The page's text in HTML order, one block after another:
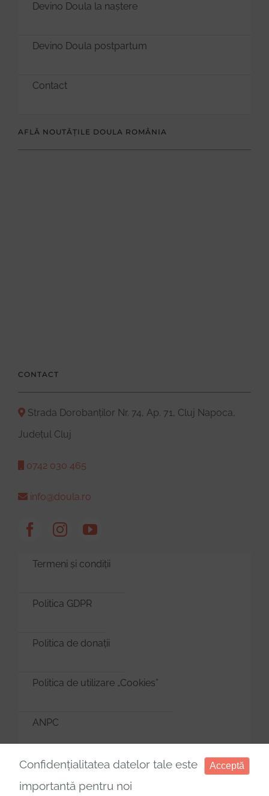
Devino Doula la naștere
Devino Doula postpartum
Contact
AFLĂ NOUTĂȚILE DOULA ROMÂNIA
CONTACT
Strada Dorobanților Nr. 74, Ap. 71, Cluj Napoca,
Județul Cluj
0742 030 465
info@doula.ro
Termeni și condiții
Politica GDPR
Politica de donații
Politica de utilizare „Cookies”
ANPC
Manager de cookies
Confidențialitatea datelor tale este
importantă pentru noi
Acceptă